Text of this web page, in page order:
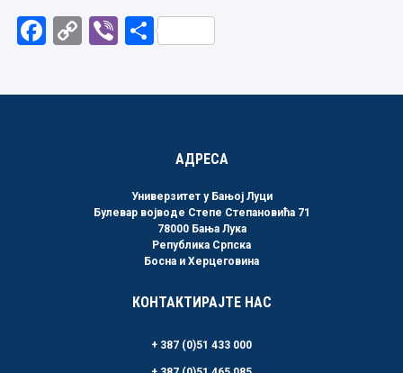
Facebook
CopyViberShare
АДРЕСА
Универзитет у Бањој Луци
Булевар војводе Степе Степановића 71
78000 Бања Лука
Република Српска
Босна и Херцеговина
КОНТАКТИРАЈТЕ НАС
+ 387 (0)51 433 000